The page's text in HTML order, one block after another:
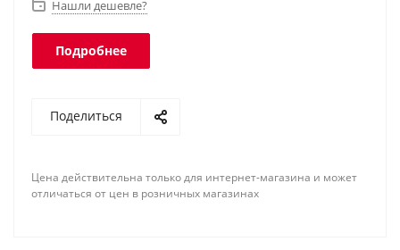
Нашли дешевле?
Подробнее
Поделиться
Цена действительна только для интернет-магазина и может
отличаться от цен в розничных магазинах